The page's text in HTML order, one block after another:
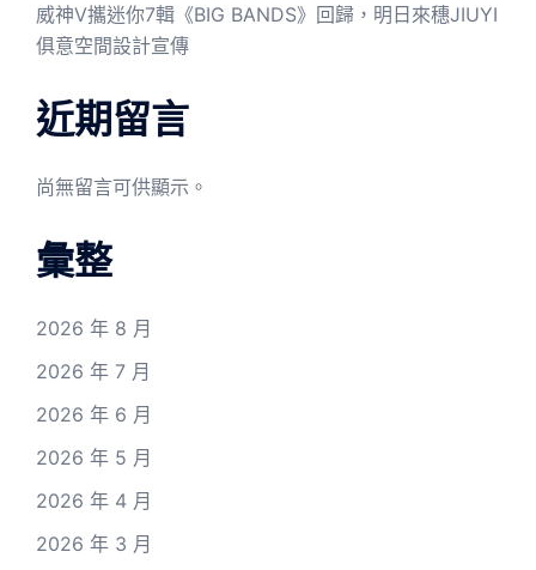
威神V攜迷你7輯《BIG BANDS》回歸，明日來穗JIUYI
俱意空間設計宣傳
近期留言
尚無留言可供顯示。
彙整
2026 年 8 月
2026 年 7 月
2026 年 6 月
2026 年 5 月
2026 年 4 月
2026 年 3 月